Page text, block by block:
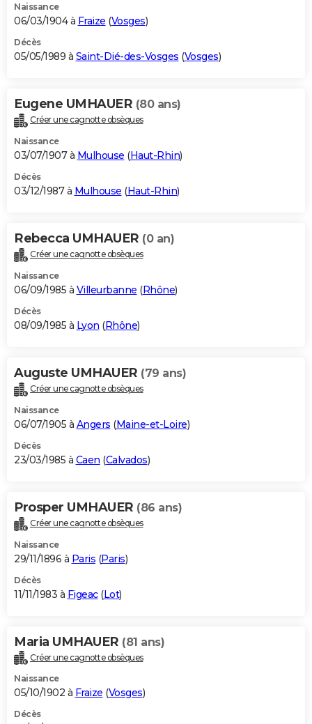
Naissance
06/03/1904 à Fraize (Vosges)
Décès
05/05/1989 à Saint-Dié-des-Vosges (Vosges)
Eugene UMHAUER (80 ans)
Créer une cagnotte obsèques
Naissance
03/07/1907 à Mulhouse (Haut-Rhin)
Décès
03/12/1987 à Mulhouse (Haut-Rhin)
Rebecca UMHAUER (0 an)
Créer une cagnotte obsèques
Naissance
06/09/1985 à Villeurbanne (Rhône)
Décès
08/09/1985 à Lyon (Rhône)
Auguste UMHAUER (79 ans)
Créer une cagnotte obsèques
Naissance
06/07/1905 à Angers (Maine-et-Loire)
Décès
23/03/1985 à Caen (Calvados)
Prosper UMHAUER (86 ans)
Créer une cagnotte obsèques
Naissance
29/11/1896 à Paris (Paris)
Décès
11/11/1983 à Figeac(Lot)
Maria UMHAUER (81 ans)
Créer une cagnotte obsèques
Naissance
05/10/1902 à Fraize (Vosges)
Décès